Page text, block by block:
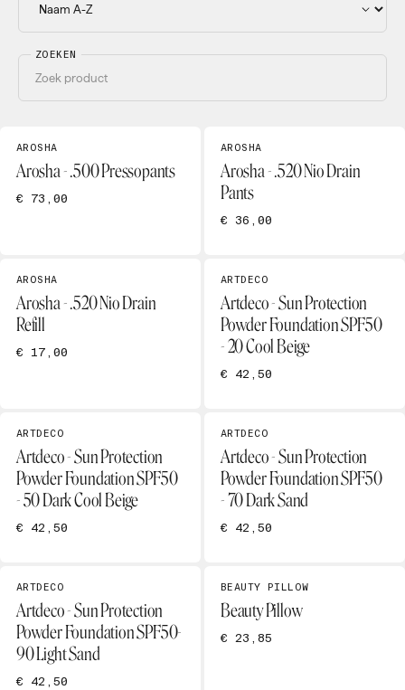
ZOEKEN
AROSHA
Arosha - .500 Pressopants
€ 73,00
AROSHA
Arosha - .520 Nio Drain
Pants
€ 36,00
AROSHA
Arosha - .520 Nio Drain
Refill
€ 17,00
ARTDECO
Artdeco - Sun Protection
Powder Foundation SPF50
- 20 Cool Beige
€ 42,50
ARTDECO
Artdeco - Sun Protection
Powder Foundation SPF50
- 50 Dark Cool Beige
€ 42,50
ARTDECO
Artdeco - Sun Protection
Powder Foundation SPF50
- 70 Dark Sand
€ 42,50
ARTDECO
Artdeco - Sun Protection
Powder Foundation SPF50-
90 Light Sand
€ 42,50
BEAUTY PILLOW
Beauty Pillow
€ 23,85